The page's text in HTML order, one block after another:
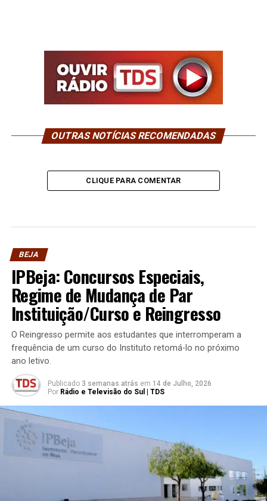
OUTRAS NOTÍCIAS RECOMENDADAS
CLIQUE PARA COMENTAR
BEJA
IPBeja: Concursos Especiais,
Regime de Mudança de Par
Instituição/Curso e Reingresso
O Reingresso permite aos estudantes que interromperam a
frequência de um curso do Instituto retomá-lo no próximo
ano letivo.
Publicado 3 semanas atrás em 14 de Julho, 2026
Por Rádio e Televisão do Sul | TDS